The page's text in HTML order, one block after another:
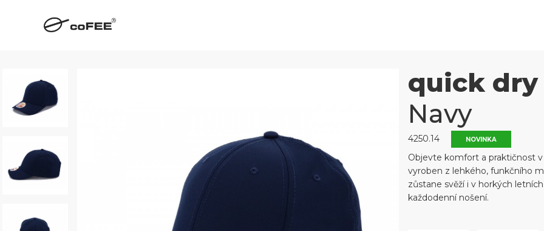
quick dry
Navy
4250.14 NOVINKA
Objevte komfort a praktičnost
vyroben z lehkého, funkčního
zůstane svěží i v horkých
každodenní nošení.